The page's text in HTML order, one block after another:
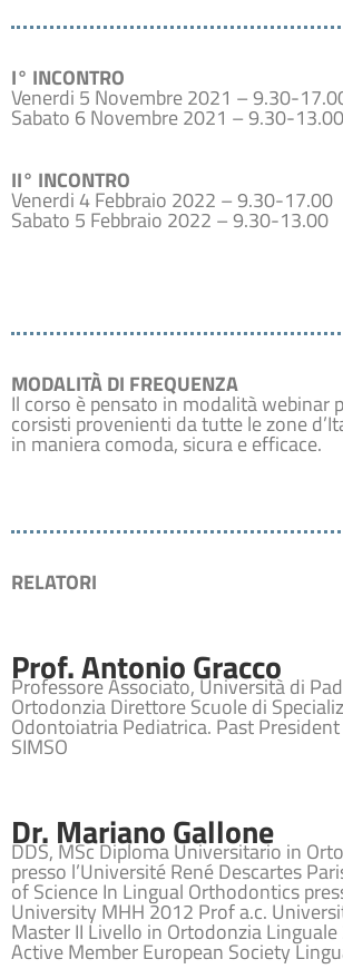
I° INCONTRO
Venerdi 5 Novembre 2021 – 9.30-
Sabato 6 Novembre 2021 – 9.30-13.00
II° INCONTRO
Venerdi 4 Febbraio 2022 – 9.30-17.00
Sabato 5 Febbraio 2022 – 9.30-13.00
MODALITÀ DI FREQUENZA
Il corso è pensato in modalità webinar
corsisti provenienti da tutte le zone
in maniera comoda, sicura e efficace.
RELATORI
Prof. Antonio Gracco
Professore Associato, Università di
Ortodonzia Direttore Scuole di
Odontoiatria Pediatrica. Past
SIMSO
Dr. Mariano Gallone
DDS, MSc Diploma Universitario in
presso l’Université René Descartes
of Science In Lingual Orthodontics
University MHH 2012 Prof a.c.
Master II Livello in Ortodonzia
Active Member European Society